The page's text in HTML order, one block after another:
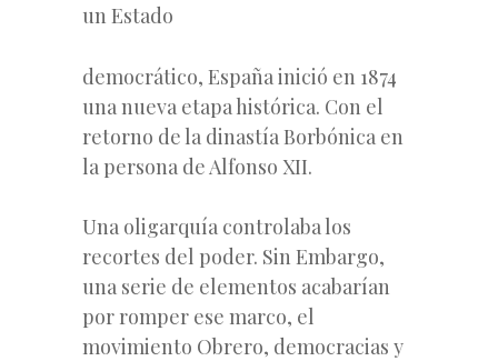
un Estado
democrático, España inició en 1874
una nueva etapa histórica. Con el
retorno de la dinastía Borbónica en
la persona de Alfonso XII.
Una oligarquía controlaba los
recortes del poder. Sin Embargo,
una serie de elementos acabarían
por romper ese marco, el
movimiento Obrero, democracias y